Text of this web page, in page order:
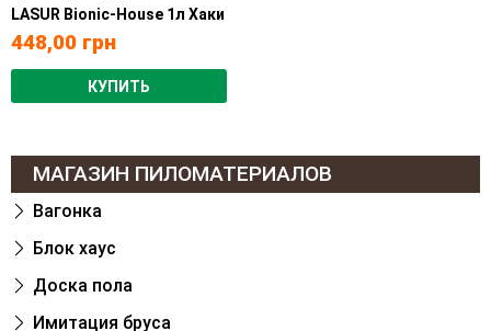
LASUR Bionic-House 1л Хаки
448,00 грн
КУПИТЬ
МАГАЗИН ПИЛОМАТЕРИАЛОВ
Вагонка
Блок хаус
Доска пола
Имитация бруса